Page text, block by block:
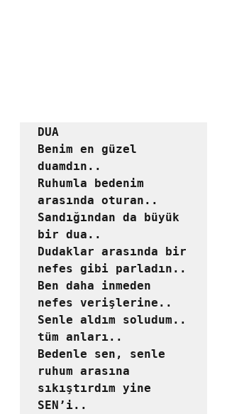
DUA
Benim en güzel
duamdın..
Ruhumla bedenim
arasında oturan..
Sandığından da büyük
bir dua..
Dudaklar arasında bir
nefes gibi parladın..
Ben daha inmeden
nefes verişlerine..
Senle aldım soludum..
tüm anları..
Bedenle sen, senle
ruhum arasına
sıkıştırdım yine
SEN’i..